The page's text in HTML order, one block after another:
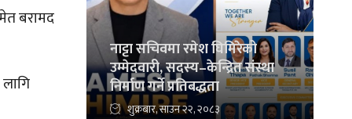
बरामद
नाट्टा सचिवमा रमेश घिमिरेको
उम्मेदवारी, सदस्य–केन्द्रित संस्था
निर्माण गर्ने प्रतिबद्धता
शुक्रबार, साउन २२, २०८३